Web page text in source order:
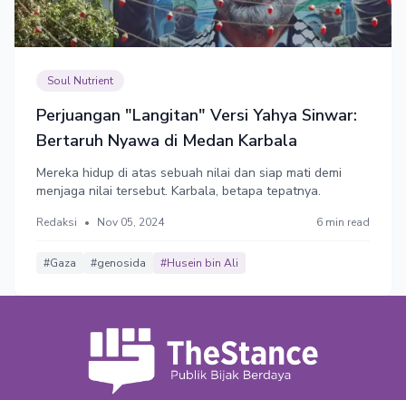
Soul Nutrient
Perjuangan "Langitan" Versi Yahya Sinwar:
Bertaruh Nyawa di Medan Karbala
Mereka hidup di atas sebuah nilai dan siap mati demi
menjaga nilai tersebut. Karbala, betapa tepatnya.
Redaksi • Nov 05, 2024 6 min read
#Gaza #genosida #Husein bin Ali